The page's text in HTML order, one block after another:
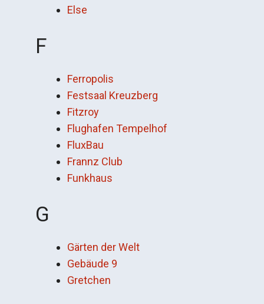
Else
F
Ferropolis
Festsaal Kreuzberg
Fitzroy
Flughafen Tempelhof
FluxBau
Frannz Club
Funkhaus
G
Gärten der Welt
Gebäude 9
Gretchen